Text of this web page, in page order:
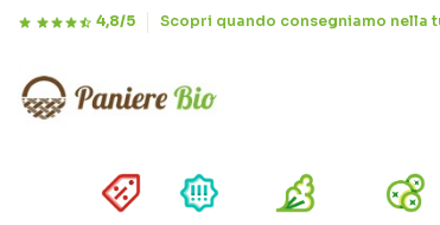
4,8/5 Scopri quando consegniamo nella